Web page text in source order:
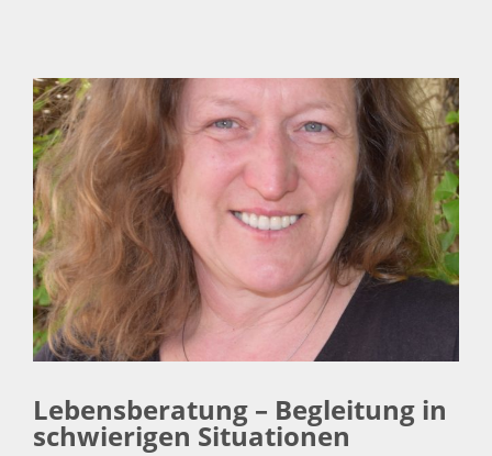
Lebensberatung – Begleitung in
schwierigen Situationen